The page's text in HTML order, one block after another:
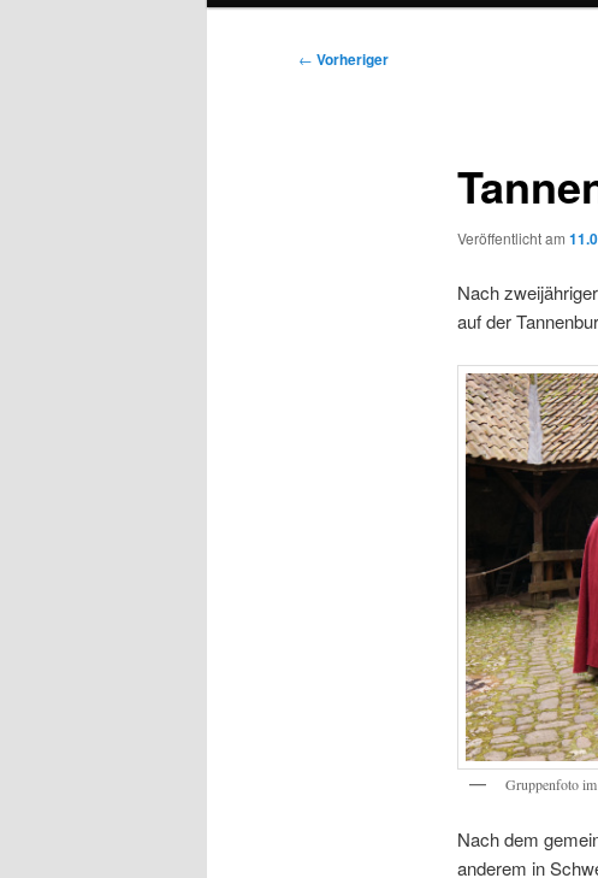
Beitragsnavigation
← Vorheriger
Veröffentlicht am
Nach
auf der
Gruppenfoto
Nach dem
anderem in